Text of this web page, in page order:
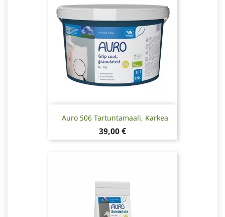
Auro 506 Tartuntamaali, Karkea
Hinta
39,00 €